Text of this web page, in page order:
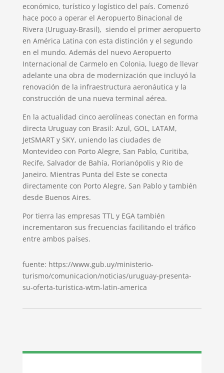
económico, turístico y logístico del país. Comenzó
hace poco a operar el Aeropuerto Binacional de
Rivera (Uruguay-Brasil), siendo el primer aeropuerto
en América Latina con esta distinción y el segundo
en el mundo. Además del nuevo Aeropuerto
Internacional de Carmelo en Colonia, luego de llevar
adelante una obra de modernización que incluyó la
renovación de la infraestructura aeronáutica y la
construcción de una nueva terminal aérea.
En la actualidad cinco aerolíneas conectan en forma
directa Uruguay con Brasil: Azul, GOL, LATAM,
JetSMART y SKY, uniendo las ciudades de
Montevideo con Porto Alegre, San Pablo, Curitiba,
Recife, Salvador de Bahía, Florianópolis y Rio de
Janeiro. Mientras Punta del Este se conecta
directamente con Porto Alegre, San Pablo y también
desde Buenos Aires.
Por tierra las empresas TTL y EGA también
incrementaron sus frecuencias facilitando el tráfico
entre ambos países.
fuente: https://www.gub.uy/ministerio-
turismo/comunicacion/noticias/uruguay-presenta-
su-oferta-turistica-wtm-latin-america